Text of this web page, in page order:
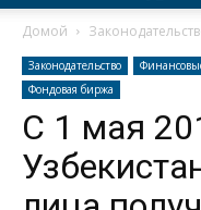
Домой
Законодательство
Фондовая биржа
С 1 мая